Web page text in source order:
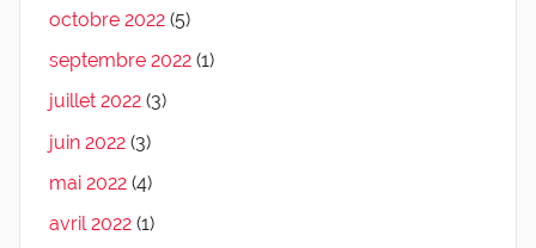
octobre 2022 (5)
septembre 2022 (1)
juillet 2022 (3)
juin 2022 (3)
mai 2022 (4)
avril 2022 (1)